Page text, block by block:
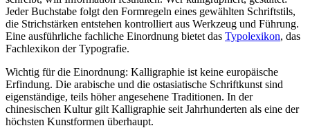
Jeder Buchstabe folgt den Formregeln eines gewählten Schriftstils,
die Strichstärken entstehen kontrolliert aus Werkzeug und Führung.
Eine ausführliche fachliche Einordnung bietet das Typolexikon, das
Fachlexikon der Typografie.
Wichtig für die Einordnung: Kalligraphie ist keine europäische
Erfindung. Die arabische und die ostasiatische Schriftkunst sind
eigenständige, teils höher angesehene Traditionen. In der
chinesischen Kultur gilt Kalligraphie seit Jahrhunderten als eine der
höchsten Kunstformen überhaupt.